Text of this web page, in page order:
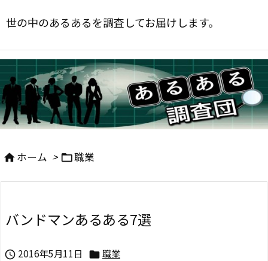
世の中のあるあるを調査してお届けします。
ホーム > 職業
バンドマンあるある7選
 2016年5月11日  職業